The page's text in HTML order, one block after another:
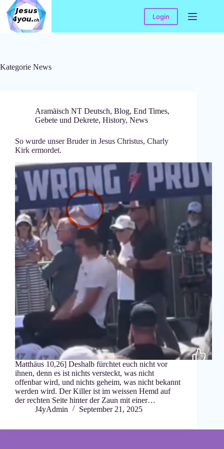
Skip
content
Login
Kategorie News
Aramäisch NT Deutsch, Blog, End Times,
Gebete und Dekrete, History, News
So wurde unser Bruder in Jesus Christus, Charly
Kirk ermordet.
Matthäus 10,26] Deshalb fürchtet euch nicht vor
ihnen, denn es ist nichts versteckt, was nicht
offenbar wird, und nichts geheim, was nicht bekannt
werden wird. Der Killer ist im weissen Hemd auf
der rechten Seite hinter der Zaun mit einer…
J4yAdmin
September 21, 2025